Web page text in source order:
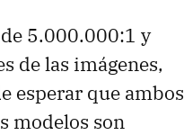
5.000.000:1 y
de las imágenes,
esperar que ambos
modelos son